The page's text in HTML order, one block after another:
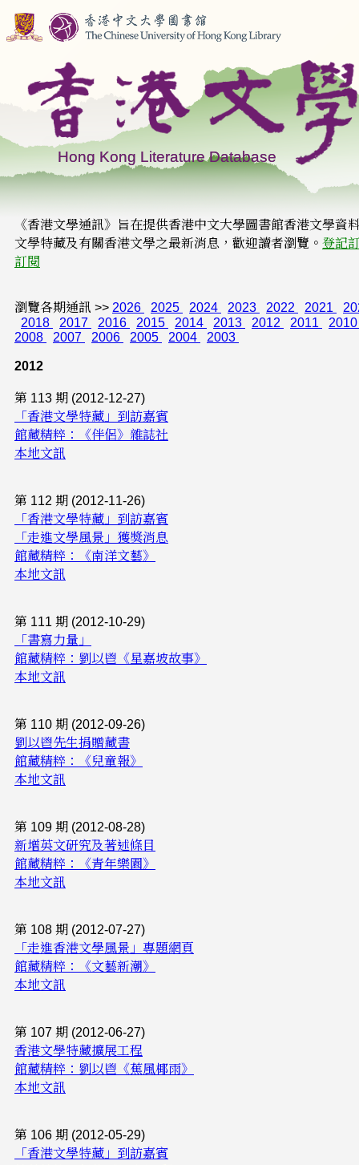
《香港文學通訊》旨在提供香港中文大學圖書館香港文學資
文學特藏及有關香港文學之最新消息，歡迎讀者瀏覽。 登記
訂閱
瀏覽各期通訊 >> 2026 2025 2024 2023 2022 2021
2018
2017 2016 2015 2014 2013 2012 2011
2008
2007 2006 2005 2004 2003
2012
第 113 期 (2012-12-27)
「香港文學特藏」到訪嘉賓
館藏精粹：《伴侶》雜誌社
本地文訊
第 112 期 (2012-11-26)
「香港文學特藏」到訪嘉賓
「走進文學風景」獲獎消息
館藏精粹：《南洋文藝》
本地文訊
第 111 期 (2012-10-29)
「書寫力量」
館藏精粹：劉以鬯《星嘉坡故事》
本地文訊
第 110 期 (2012-09-26)
劉以鬯先生捐贈藏書
館藏精粹：《兒童報》
本地文訊
第 109 期 (2012-08-28)
新增英文研究及著述條目
館藏精粹：《青年樂園》
本地文訊
第 108 期 (2012-07-27)
「走進香港文學風景」專題網頁
館藏精粹：《文藝新潮》
本地文訊
第 107 期 (2012-06-27)
香港文學特藏擴展工程
館藏精粹：劉以鬯《蕉風椰雨》
本地文訊
第 106 期 (2012-05-29)
「香港文學特藏」到訪嘉賓